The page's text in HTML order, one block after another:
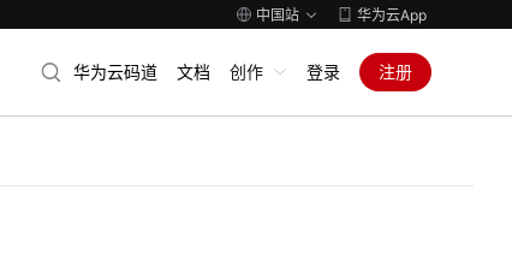
中国站 华为云App
华为云码道 文档 创作 登录 注册